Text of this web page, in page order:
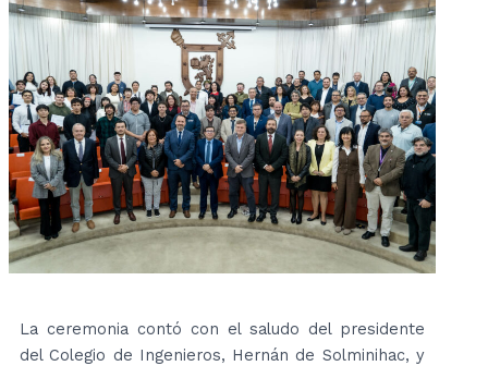
La ceremonia contó con el saludo del presidente
del Colegio de Ingenieros, Hernán de Solminihac, y